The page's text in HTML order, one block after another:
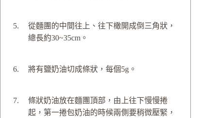
從麵團的中間往上、往下橄開成倒三角狀，
總長約30~35cm。
將有鹽奶油切成條狀，每個5g。
條狀奶油放在麵團頂部，由上往下慢慢捲
起，第一捲包奶油的時候兩側要稍微壓緊，